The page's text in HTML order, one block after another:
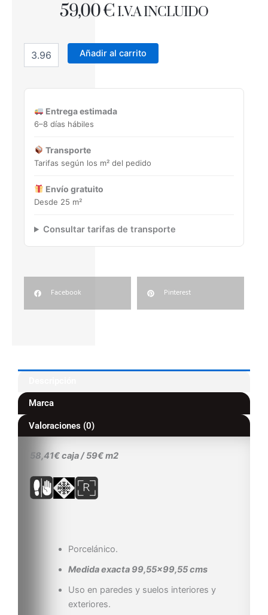
59,00€ I.V.A INCLUIDO
MOOD
WHITE
NATURAL
Porcelánico
cantidad
Añadir al carrito
Entrega estimada
6–8 días hábiles
Transporte
Tarifas según los m² del pedido
Envío gratuito
Desde 25 m²
Consultar tarifas de transporte
Facebook Pinterest
Marca
Valoraciones (0)
58,41€ caja / 59€ m2
Porcelánico.
Medida exacta 99,55×99,55 cms
Uso en paredes y suelos interiores y
exteriores.